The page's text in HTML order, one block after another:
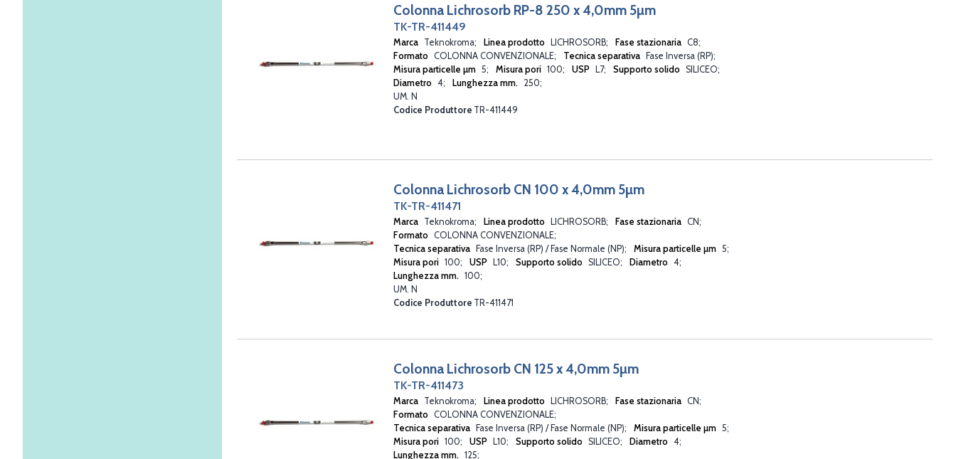
Colonna Lichrosorb RP-8 250 x 4,0mm 5µm
TK-TR-411449
Marca Teknokroma Linea prodotto LICHROSORB Fase stazionaria C8
Formato COLONNA CONVENZIONALE Tecnica separativa
Fase Inversa (RP)
Misura particelle µm 5 Misura pori 100 USP L7 Supporto solido SILICEO
Diametro 4 Lunghezza mm.
250
UM. N
Codice Produttore TR-411449
Colonna Lichrosorb CN 100 x 4,0mm 5µm
TK-TR-411471
Marca Teknokroma Linea prodotto LICHROSORB Fase stazionaria CN
Formato COLONNA CONVENZIONALE
Tecnica separativa
Fase Inversa (RP) / Fase Normale (NP) Misura particelle µm 5
Misura pori 100 USP L10 Supporto solido SILICEO Diametro 4
Lunghezza mm. 100
UM. N
Codice Produttore TR-411471
Colonna Lichrosorb CN 125 x 4,0mm 5µm
TK-TR-411473
Marca Teknokroma Linea prodotto LICHROSORB Fase stazionaria CN
Formato COLONNA CONVENZIONALE
Tecnica separativa
Fase Inversa (RP) / Fase Normale (NP) Misura particelle µm 5
Misura pori 100 USP L10 Supporto solido SILICEO Diametro 4
Lunghezza mm. 125